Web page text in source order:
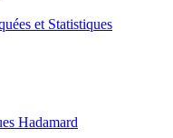
et Statistiques
Hadamard